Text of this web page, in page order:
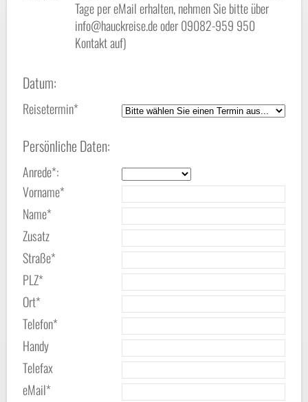
Tage per eMail erhalten, nehmen Sie bitte über
info@hauckreise.de oder 09082-959 950
Kontakt auf)
Datum:
Reisetermin*
Persönliche Daten:
Anrede*:
Vorname*
Name*
Zusatz
Straße*
PLZ*
Ort*
Telefon*
Handy
Telefax
eMail*